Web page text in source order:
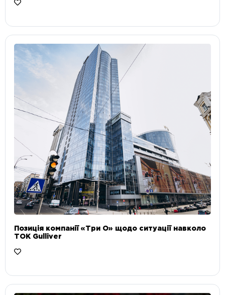
Позиція компанії «Три О» щодо ситуації навколо
ТОК Gulliver